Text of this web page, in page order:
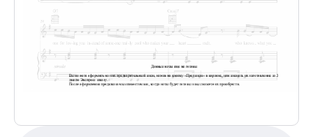
XOLIDAYBOY
Ваня Дмитриенко
Анна Герман
Полина Гагарина
Монеточка
Ласковый Май
BTS